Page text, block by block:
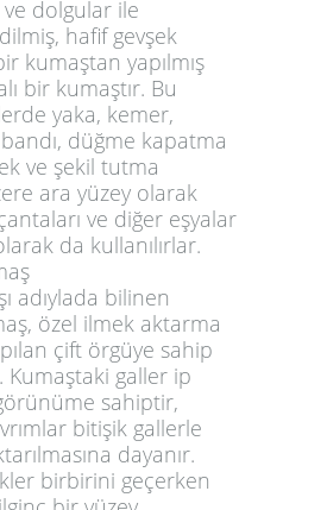
ve dolgular ile
hafif gevşek
kumaştan yapılmış
bir kumaştır. Bu
yaka, kemer,
düğme kapatma
ve şekil tutma
ara yüzey olarak
ve diğer eşyalar
da kullanılırlar.
adıylada bilinen
özel ilmek aktarma
çift örgüye sahip
Kumaştaki galler ip
sahiptir,
bitişik gallerle
dayanır.
birbirini geçerken